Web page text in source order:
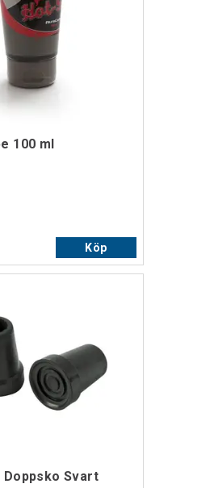
100 ml
Köp
Doppsko Svart